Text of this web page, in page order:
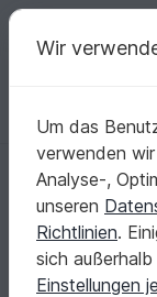
Deine
Startseite Häkeln
- MALOU -
- MALOU -
alle Größen
mit
Wir
Um das
verwenden
Analyse-,
unseren
Richtlinien.
sich
Einstellungen